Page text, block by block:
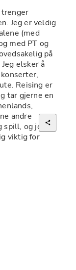
trenger
Jeg er veldig
(med
med PT og
på
elsker å
Reising er
tar gjerne en
andre
spill, og jeg
viktig for